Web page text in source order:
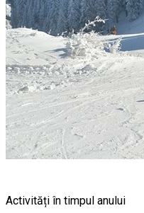
Activități în timpul anului